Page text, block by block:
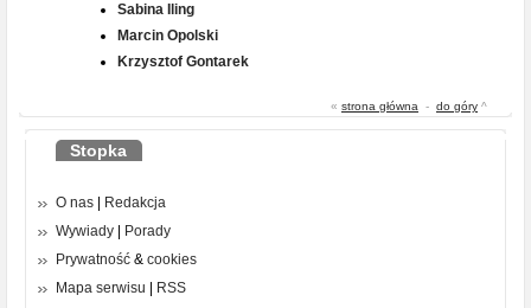
Sabina Iling
Marcin Opolski
Krzysztof Gontarek
« strona główna - do góry ^
Stopka
O nas
Redakcja
Wywiady
Porady
Prywatność & cookies
Mapa serwisu
RSS